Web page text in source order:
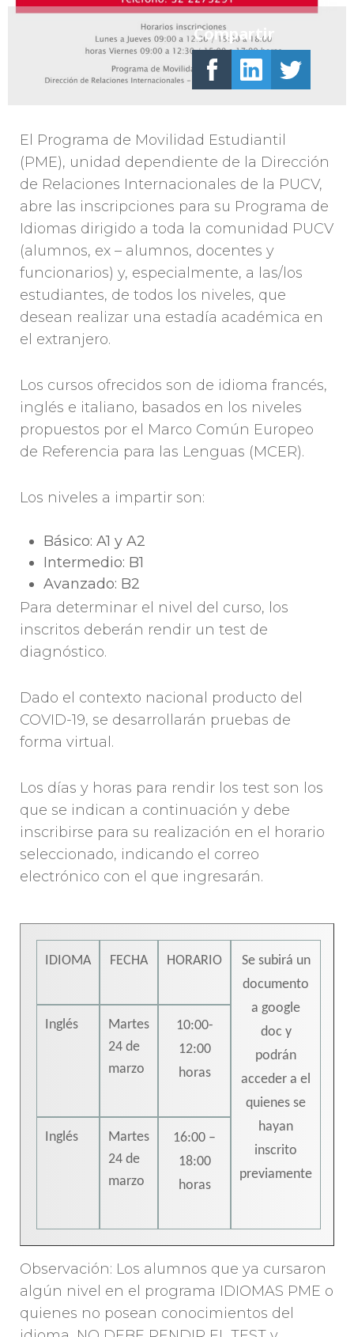
El Programa de Movilidad Estudiantil
(PME), unidad dependiente de la Dirección
de Relaciones Internacionales de la PUCV,
abre las inscripciones para su Programa de
Idiomas dirigido a toda la comunidad PUCV
(alumnos, ex – alumnos, docentes y
funcionarios) y, especialmente, a las/los
estudiantes, de todos los niveles, que
desean realizar una estadía académica en
el extranjero.
Los cursos ofrecidos son de idioma francés,
inglés e italiano, basados en los niveles
propuestos por el Marco Común Europeo
de Referencia para las Lenguas (MCER).
Los niveles a impartir son:
Básico: A1 y A2
Intermedio: B1
Avanzado: B2
Para determinar el nivel del curso, los
inscritos deberán rendir un test de
diagnóstico.
Dado el contexto nacional producto del
COVID-19, se desarrollarán pruebas de
forma virtual.
Los días y horas para rendir los test son los
que se indican a continuación y debe
inscribirse para su realización en el horario
seleccionado, indicando el correo
electrónico con el que ingresarán.
IDIOMA FECHA HORARIO
Se subirá un
documento
a google
doc y
podrán
acceder a el
quienes se
hayan
inscrito
previamente
Inglés
Martes
24 de
marzo
10:00-
12:00
horas
Inglés
Martes
24 de
marzo
16:00 –
18:00
horas
Observación: Los alumnos que ya cursaron
algún nivel en el programa IDIOMAS PME o
quienes no posean conocimientos del
Compartir